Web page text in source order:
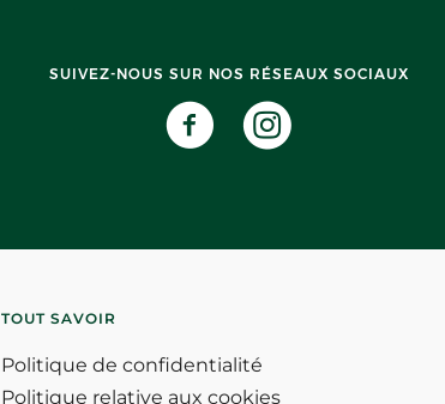
SUIVEZ-NOUS SUR NOS RÉSEAUX SOCIAUX
TOUT SAVOIR
Politique de confidentialité
Politique relative aux cookies